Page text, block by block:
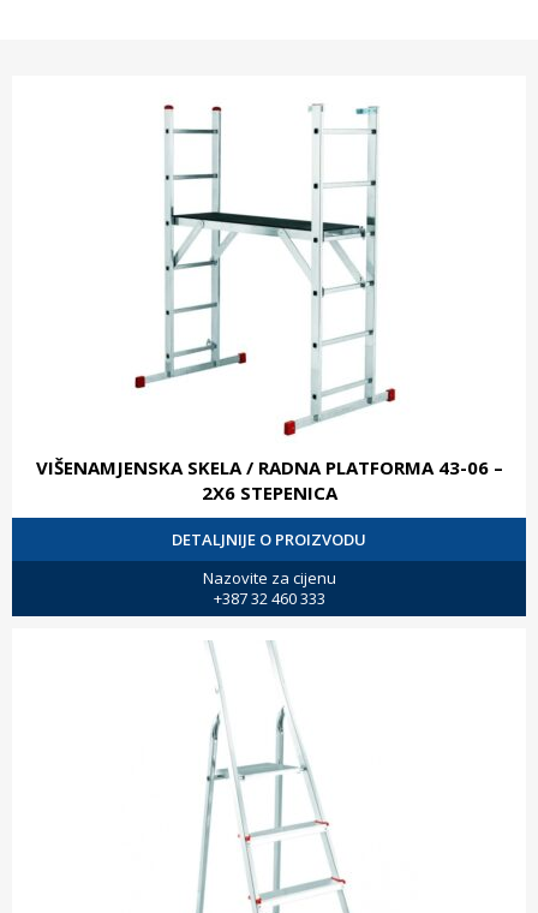
VIŠENAMJENSKA SKELA / RADNA PLATFORMA 43-06 –
2X6 STEPENICA
DETALJNIJE O PROIZVODU
Nazovite za cijenu
+387 32 460 333